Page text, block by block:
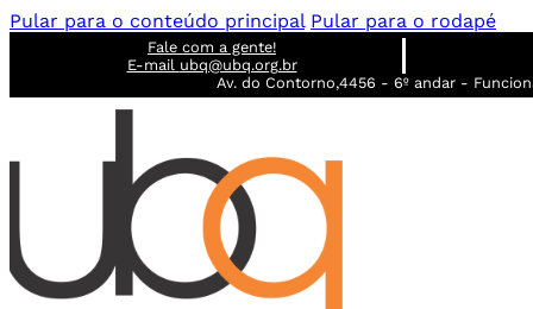
Pular para o conteúdo principal Pular para o rodapé
Fale com a gente!
E-mail ubq@ubq.org.br
Av. do Contorno,4456 - 6º andar -